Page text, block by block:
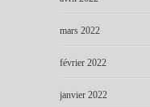
mars 2022
février 2022
janvier 2022